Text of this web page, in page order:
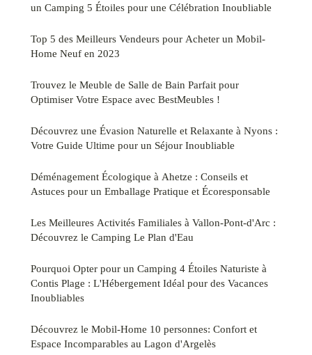
un Camping 5 Étoiles pour une Célébration Inoubliable
Top 5 des Meilleurs Vendeurs pour Acheter un Mobil-
Home Neuf en 2023
Trouvez le Meuble de Salle de Bain Parfait pour
Optimiser Votre Espace avec BestMeubles !
Découvrez une Évasion Naturelle et Relaxante à Nyons :
Votre Guide Ultime pour un Séjour Inoubliable
Déménagement Écologique à Ahetze : Conseils et
Astuces pour un Emballage Pratique et Écoresponsable
Les Meilleures Activités Familiales à Vallon-Pont-d'Arc :
Découvrez le Camping Le Plan d'Eau
Pourquoi Opter pour un Camping 4 Étoiles Naturiste à
Contis Plage : L'Hébergement Idéal pour des Vacances
Inoubliables
Découvrez le Mobil-Home 10 personnes: Confort et
Espace Incomparables au Lagon d'Argelès